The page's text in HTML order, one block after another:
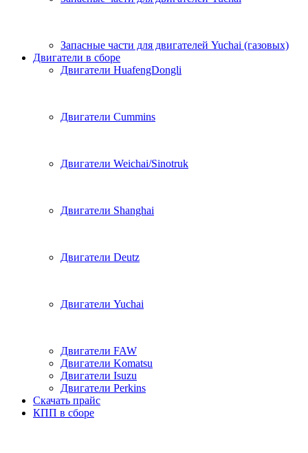
Запасные части для двигателей Yuchai (газовых)
Двигатели в сборе
Двигатели HuafengDongli
Двигатели Cummins
Двигатели Weichai/Sinotruk
Двигатели Shanghai
Двигатели Deutz
Двигатели Yuchai
Двигатели FAW
Двигатели Komatsu
Двигатели Isuzu
Двигатели Perkins
Скачать прайс
КПП в сборе